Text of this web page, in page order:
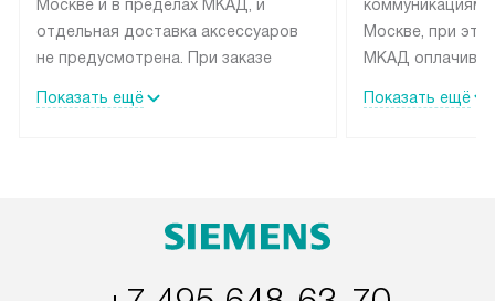
Москве и в пределах МКАД, и
отдельная доставка аксессуаров
не предусмотрена. При заказе
рекомендуем обсудить с
течение трех дней. Если вам
обсудите возможность его
Показать ещё
коммуникациям
Москве, при
МКАД
партнера
прайсу. Сервис
Показать ещё